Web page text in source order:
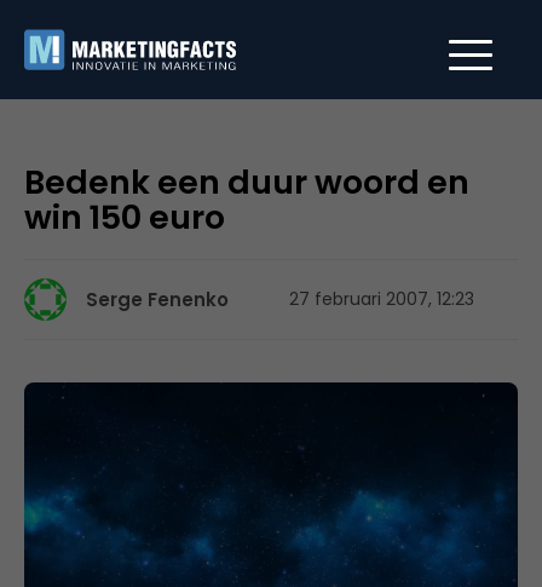
Bedenk een duur woord en
win 150 euro
Serge Fenenko 27 februari 2007, 12:23